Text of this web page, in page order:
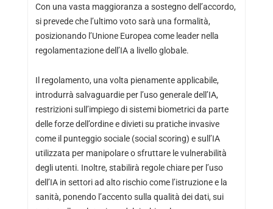
Con una vasta maggioranza a sostegno dell’accordo,
si prevede che l’ultimo voto sarà una formalità,
posizionando l’Unione Europea come leader nella
regolamentazione dell’IA a livello globale.
Il regolamento, una volta pienamente applicabile,
introdurrà salvaguardie per l’uso generale dell’IA,
restrizioni sull’impiego di sistemi biometrici da parte
delle forze dell’ordine e divieti su pratiche invasive
come il punteggio sociale (social scoring) e sull’IA
utilizzata per manipolare o sfruttare le vulnerabilità
degli utenti. Inoltre, stabilirà regole chiare per l’uso
dell’IA in settori ad alto rischio come l’istruzione e la
sanità, ponendo l’accento sulla qualità dei dati, sui